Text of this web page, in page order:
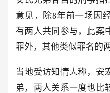
意见，除8年前一场因
有两人共同参与，此案
罪外，其他类似罪名的
当地受访知情人称，安
弟，两人关系一度也比